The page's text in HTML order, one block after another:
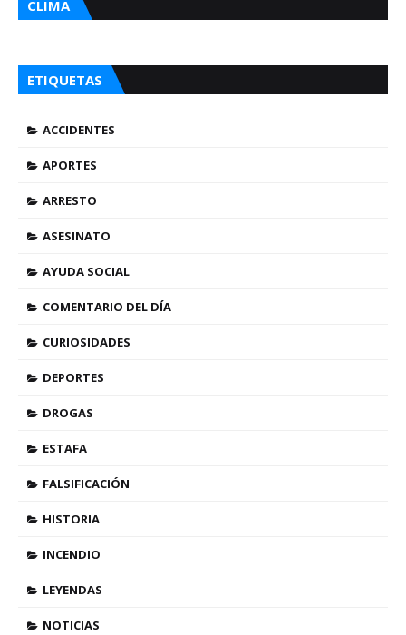
CLIMA
ETIQUETAS
ACCIDENTES
APORTES
ARRESTO
ASESINATO
AYUDA SOCIAL
COMENTARIO DEL DÍA
CURIOSIDADES
DEPORTES
DROGAS
ESTAFA
FALSIFICACIÓN
HISTORIA
INCENDIO
LEYENDAS
NOTICIAS